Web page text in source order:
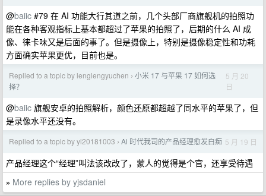
@baiic #79 在 AI 功能大行其道之前，几个头部厂商旗舰机的拍照功
能在各种客观指标上基本都超过了苹果的拍照了，后期的什么 AI 成
像、徕卡味又是后面的事了。但是摄像上，特别是摄像稳定性和功耗
方面确实苹果更优，目前也是。
Replied to a topic by lenglengyuchen › 小米 17 与苹果 17 如何选
择？
5 月 20
日
@baiic 旗舰安卓的拍照解析，颜色还原都超越了同水平的苹果了，但
是录像水平还没有。
Replied to a topic by yl20181003 › Ai 时代我司的产品经理愈发白痴 5 月 19 日
产品经理这个“经理”叫法该改改了，蒙人的觉得是个官，还享受待遇
» More replies by yjsdaniel